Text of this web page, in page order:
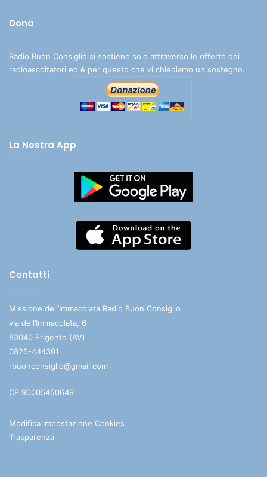
Dona
Radio Buon Consiglio si sostiene solo attraverso le offerte dei
radioascoltatori ed è per questo che vi chiediamo un sostegno.
La Nostra App
Contatti
Missione dell’Immacolata Radio Buon Consiglio
via dell’Immacolata, 6
83040 Frigento (AV)
0825-444391
rbuonconsiglio@gmail.com
CF 90005450649
Modifica impostazione Cookies
Trasparenza